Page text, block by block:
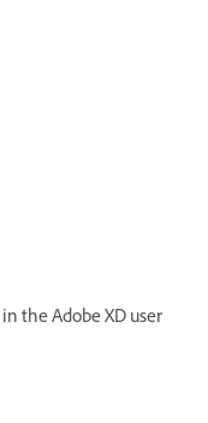
in the Adobe XD user